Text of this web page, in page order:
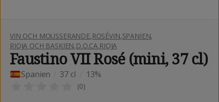
VIN OCH MOUSSERANDE,ROSÉVIN,SPANIEN,
RIOJA OCH BASKIEN,D.O.CA.RIOJA
Faustino VII Rosé (mini, 37 cl)
Spanien 37 cl 13%
(0)